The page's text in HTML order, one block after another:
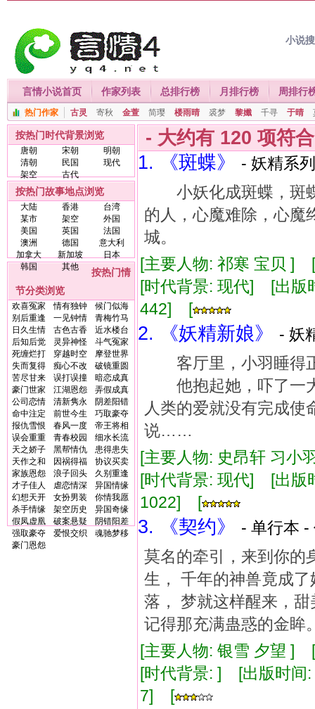
小说
言情小说首页 作家列表 总排行榜 月排行榜 周排行
热门作家 古灵 寄秋 金萱 简璎 楼雨晴 裘梦 黎孅 千寻 于晴
按热门时代背景浏览
唐朝 宋朝
明朝
清朝
民国
现代
架空
古代
按热门故事地点浏览
大陆 香港
台湾
某市
架空
外国
美国
英国
法国
澳洲
德国
意大利
加拿大
新加坡
日本
韩国
其他
按热门情
节分类浏览
欢喜冤家 情有独钟
候门似海
别后重逢
一见钟情
青梅竹马
日久生情
古色古香
近水楼台
后知后觉
灵异神怪
斗气冤家
死缠烂打
穿越时空
摩登世界
失而复得
痴心不改
破镜重圆
苦尽甘来
误打误撞
暗恋成真
豪门世家
江湖恩怨
弄假成真
公司恋情
清新隽永
阴差阳错
命中注定
前世今生
巧取豪夺
报仇雪恨
春风一度
帝王将相
误会重重
青春校园
细水长流
天之娇子
黑帮情仇
患得患失
天作之和
因祸得福
协议买卖
家族恩怨
浪子回头
久别重逢
才子佳人
虐恋情深
异国情缘
幻想天开
女扮男装
你情我愿
杀手情缘
架空历史
异国奇缘
假凤虚凰
破案悬疑
阴错阳差
强取豪夺
爱恨交织
魂驰梦移
豪门恩怨
- 大约有 120 项符
1. 《斑蝶》
- 妖精系
小妖化成斑蝶，斑
的人，心魔难除，心
城。
[主要人物: 祁寒 宝贝
[时代背景: 现代] [出
442] [
2. 《妖精新娘》
- 妖
客厅里，小羽睡得正
他抱起她，吓了
人类的爱就没有完成
说……
[主要人物: 史昂轩 习
[时代背景: 现代] [出
1022] [
3. 《契约》
- 单行本
莫名的牵引，来到你的
生， 千年的神兽竟成
落， 梦就这样醒来，
记得那充满蛊惑的金眸
[主要人物: 银雪 夕望
[时代背景: ] [出版时
7] [